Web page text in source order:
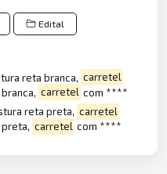
Edital
reta branca, carretel
carretel com ****
reta preta, carretel
carretel com ****